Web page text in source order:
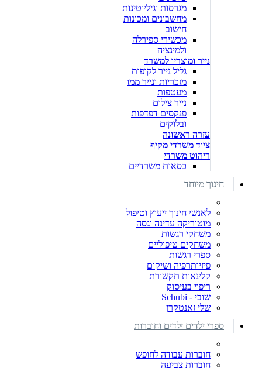
מגרסות וגיליוטינות
מחשבונים ומכונות
חישוב
מכשירי ספירלה
ולמינציה
נייר ומוצריו למשרד
גליל נייר לקופות
מזכריות ונייר ממו
מעטפות
נייר צילום
פנקסים דפדפות
ובלוקים
עזרה ראשונה
ציוד משרדי מקיף
ריהוט משרדי
כסאות משרדיים
חינוך מיוחד
לאנשי חינוך ייעוץ וטיפול
מוטוריקה עדינה וגסה
משחקי רגשות
משחקים טיפוליים
ספרי רגשות
פיזיותרפיה ושיקום
קלינאות תקשורת
ריפוי בעיסוק
שובי - Schubi
שלי זאנטקרן
ספרי ילדים ילדים וחוברות
חוברות עבודה לחופש
חוברות צביעה